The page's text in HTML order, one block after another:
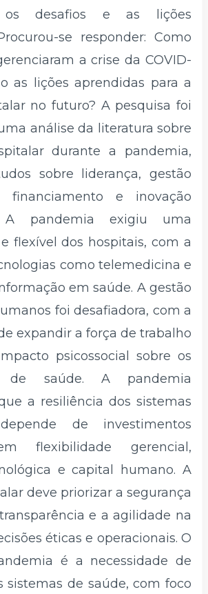
os desafios e as lições
se responder: Como
a crise da COVID-
as lições aprendidas para a
no futuro? A pesquisa foi
análise da literatura sobre
durante a pandemia,
sobre liderança, gestão
financiamento e inovação
A pandemia exigiu uma
flexível dos hospitais, com a
como telemedicina e
em saúde. A gestão
foi desafiadora, com a
expandir a força de trabalho
psicossocial sobre os
de saúde. A pandemia
a resiliência dos sistemas
de investimentos
flexibilidade gerencial,
e capital humano. A
deve priorizar a segurança
e a agilidade na
éticas e operacionais. O
é a necessidade de
sistemas de saúde, com foco